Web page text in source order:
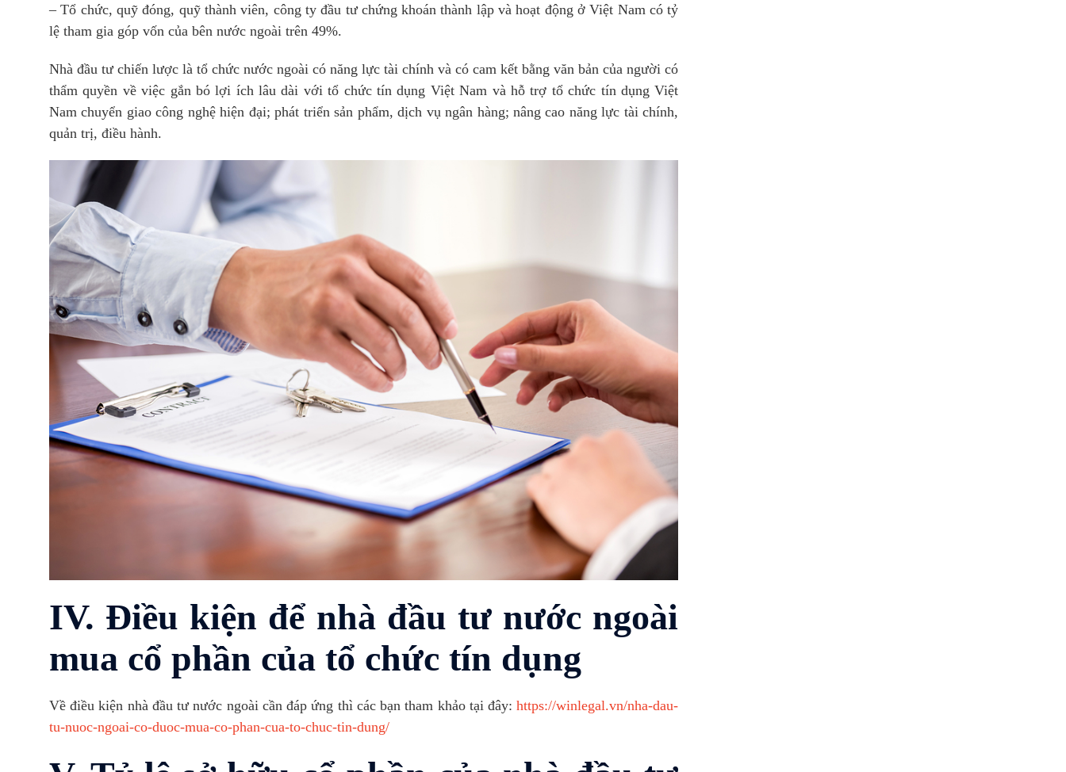
– Tổ chức, quỹ đóng, quỹ thành viên, công ty đầu tư chứng khoán thành lập và hoạt động ở Việt Nam có tỷ
lệ tham gia góp vốn của bên nước ngoài trên 49%.
Nhà đầu tư chiến lược là tổ chức nước ngoài có năng lực tài chính và có cam kết bằng văn bản của người có
thẩm quyền về việc gắn bó lợi ích lâu dài với tổ chức tín dụng Việt Nam và hỗ trợ tổ chức tín dụng Việt
Nam chuyển giao công nghệ hiện đại; phát triển sản phẩm, dịch vụ ngân hàng; nâng cao năng lực tài chính,
quản trị, điều hành.
IV. Điều kiện để nhà đầu tư nước ngoài
mua cổ phần của tổ chức tín dụng
Về điều kiện nhà đầu tư nước ngoài cần đáp ứng thì các bạn tham khảo tại đây:https://winlegal.vn/nha-dau-
tu-nuoc-ngoai-co-duoc-mua-co-phan-cua-to-chuc-tin-dung/